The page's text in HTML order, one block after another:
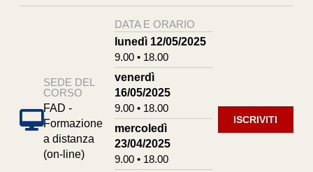
SEDE DEL
CORSO
FAD -
Formazione
a distanza
(on-line)
DATA E ORARIO
lunedì 12/05/2025
9.00 • 18.00
venerdì
16/05/2025
9.00 • 18.00
mercoledì
23/04/2025
9.00 • 18.00
ISCRIVITI